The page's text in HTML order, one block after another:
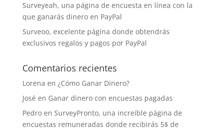
Surveyeah, una página de encuesta en línea con la
que ganarás dinero en PayPal
Surveoo, excelente página donde obtendrás
exclusivos regalos y pagos por PayPal
Comentarios recientes
Lorena en ¿Cómo Ganar Dinero?
José en Ganar dinero con encuestas pagadas
Pedroen SurveyPronto, una increíble página de
encuestas remuneradas donde recibirás 5$ de